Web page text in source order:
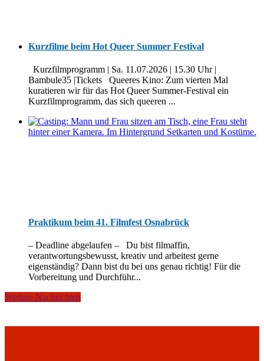
Kurzfilme beim Hot Queer Summer Festival
Kurzfilmprogramm | Sa. 11.07.2026 | 15.30 Uhr |
Bambule35 |Tickets Queeres Kino: Zum vierten Mal
kuratieren wir für das Hot Queer Summer-Festival ein
Kurzfilmprogramm, das sich queeren ...
Praktikum beim 41. Filmfest Osnabrück
– Deadline abgelaufen – Du bist filmaffin,
verantwortungsbewusst, kreativ und arbeitest gerne
eigenständig? Dann bist du bei uns genau richtig! Für die
Vorbereitung und Durchführ...
Weitere Nachrichten